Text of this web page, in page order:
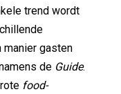
trend wordt
manier gasten
de Guide.
food-